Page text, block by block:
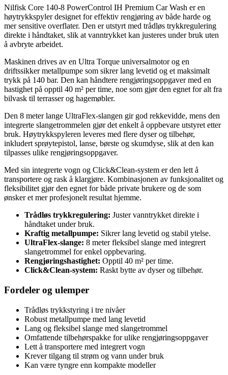
Nilfisk Core 140-8 PowerControl IH Premium Car Wash er en
høytrykkspyler designet for effektiv rengjøring av både harde og
mer sensitive overflater. Den er utstyrt med trådløs trykkregulering
direkte i håndtaket, slik at vanntrykket kan justeres under bruk uten
å avbryte arbeidet.
Maskinen drives av en Ultra Torque universalmotor og en
driftssikker metallpumpe som sikrer lang levetid og et maksimalt
trykk på 140 bar. Den kan håndtere rengjøringsoppgaver med en
hastighet på opptil 40 m² per time, noe som gjør den egnet for alt fra
bilvask til terrasser og hagemøbler.
Den 8 meter lange UltraFlex-slangen gir god rekkevidde, mens den
integrerte slangetrommelen gjør det enkelt å oppbevare utstyret etter
bruk. Høytrykkspyleren leveres med flere dyser og tilbehør,
inkludert sprøytepistol, lanse, børste og skumdyse, slik at den kan
tilpasses ulike rengjøringsoppgaver.
Med sin integrerte vogn og Click&Clean-system er den lett å
transportere og rask å klargjøre. Kombinasjonen av funksjonalitet og
fleksibilitet gjør den egnet for både private brukere og de som
ønsker et mer profesjonelt resultat hjemme.
Trådløs trykkregulering: Juster vanntrykket direkte i
håndtaket under bruk.
Kraftig metallpumpe: Sikrer lang levetid og stabil ytelse.
UltraFlex-slange: 8 meter fleksibel slange med integrert
slangetrommel for enkel oppbevaring.
Rengjøringshastighet: Opptil 40 m² per time.
Click&Clean-system: Raskt bytte av dyser og tilbehør.
Fordeler og ulemper
Trådløs trykkstyring i tre nivåer
Robust metallpumpe med lang levetid
Lang og fleksibel slange med slangetrommel
Omfattende tilbehørspakke for ulike rengjøringsoppgaver
Lett å transportere med integrert vogn
Krever tilgang til strøm og vann under bruk
Kan være tyngre enn kompakte modeller